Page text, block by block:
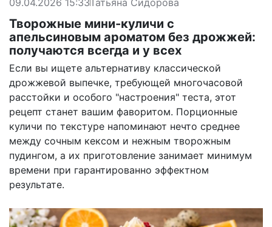
Творожные мини-куличи с
апельсиновым ароматом без дрожжей:
получаются всегда и у всех
Если вы ищете альтернативу классической
дрожжевой выпечке, требующей многочасовой
расстойки и особого "настроения" теста, этот
рецепт станет вашим фаворитом. Порционные
куличи по текстуре напоминают нечто среднее
между сочным кексом и нежным творожным
пудингом, а их приготовление занимает минимум
времени при гарантированно эффектном
результате.